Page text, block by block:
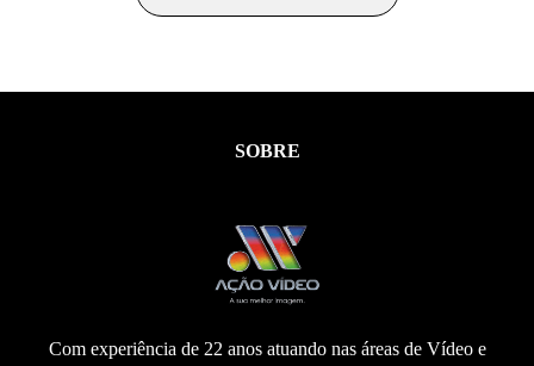
SOBRE
Com experiência de 22 anos atuando nas áreas de Vídeo e